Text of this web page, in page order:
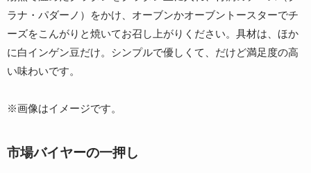
ラナ・パダーノ）をかけ、オーブンかオーブントースターでチ
ーズをこんがりと焼いてお召し上がりください。具材は、ほか
に白インゲン豆だけ。シンプルで優しくて、だけど満足度の高
い味わいです。
※画像はイメージです。
市場バイヤーの一押し